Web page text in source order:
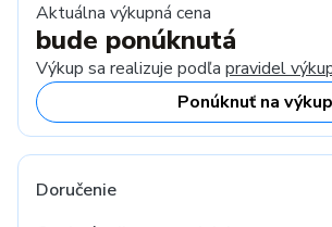
Aktuálna výkupná cena
bude ponúknutá
Výkup sa realizuje podľa pravidel
Ponúknuť na výkup
Doručenie